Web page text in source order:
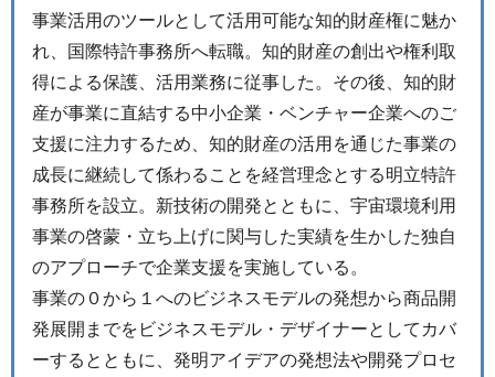
事業活用のツールとして活用可能な知的財産権に魅か
れ、国際特許事務所へ転職。知的財産の創出や権利取
得による保護、活用業務に従事した。その後、知的財
産が事業に直結する中小企業・ベンチャー企業へのご
支援に注力するため、知的財産の活用を通じた事業の
成長に継続して係わることを経営理念とする明立特許
事務所を設立。新技術の開発とともに、宇宙環境利用
事業の啓蒙・立ち上げに関与した実績を生かした独自
のアプローチで企業支援を実施している。
事業の０から１へのビジネスモデルの発想から商品開
発展開までをビジネスモデル・デザイナーとしてカバ
ーするとともに、発明アイデアの発想法や開発プロセ